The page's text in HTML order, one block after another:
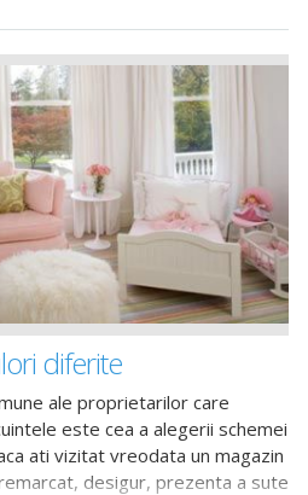
diferite
ale proprietarilor care
este cea a alegerii schemei
ati vizitat vreodata un magazin
desigur, prezenta a sute